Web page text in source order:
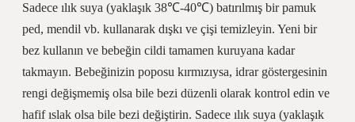
Sadece ılık suya (yaklaşık 38℃-40℃) batırılmış bir pamuk
ped, mendil vb. kullanarak dışkı ve çişi temizleyin. Yeni bir
bez kullanın ve bebeğin cildi tamamen kuruyana kadar
takmayın. Bebeğinizin poposu kırmızıysa, idrar göstergesinin
rengi değişmemiş olsa bile bezi düzenli olarak kontrol edin ve
hafif ıslak olsa bile bezi değiştirin. Sadece ılık suya (yaklaşık